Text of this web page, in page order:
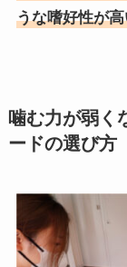
うな嗜好性が
噛む力が弱く
ードの選び方